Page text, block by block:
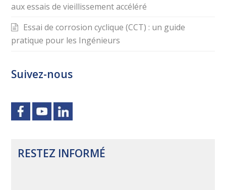
aux essais de vieillissement accéléré
Essai de corrosion cyclique (CCT) : un guide
pratique pour les Ingénieurs
Suivez-nous
RESTEZ INFORMÉ